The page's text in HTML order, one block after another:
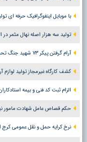
با موبایل اینفوگرافیک حرفه ای
تولید سه هزار اصله نهال مثمر در
آرام گرفتن پیکر ۷۳ شهید جنگ تحمیلی در جوار امامزادگان استان البرز
کشف کارگاه غیرمجاز تولید
الزام ثبت کد فنی و بیمه
حکم قصاص عامل شهادت مامور
نرخ کرایه حمل و نقل عمومی کرج